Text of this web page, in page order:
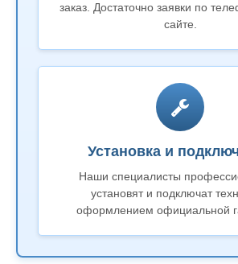
заказ. Достаточно заявки по
сайте.
Установка и
Наши специалисты
установят и подключат
оформлением официальной